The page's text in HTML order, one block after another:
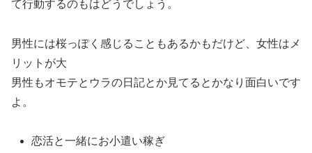
て行動するのもはどうでしょう。
男性には桜っぽく感じることもあるかもだけど、女性はメ
リットが大
男性もオモテとウラの日記とか見てるとかなり面白いです
よ。
恋活と一緒にお小遣い稼ぎ